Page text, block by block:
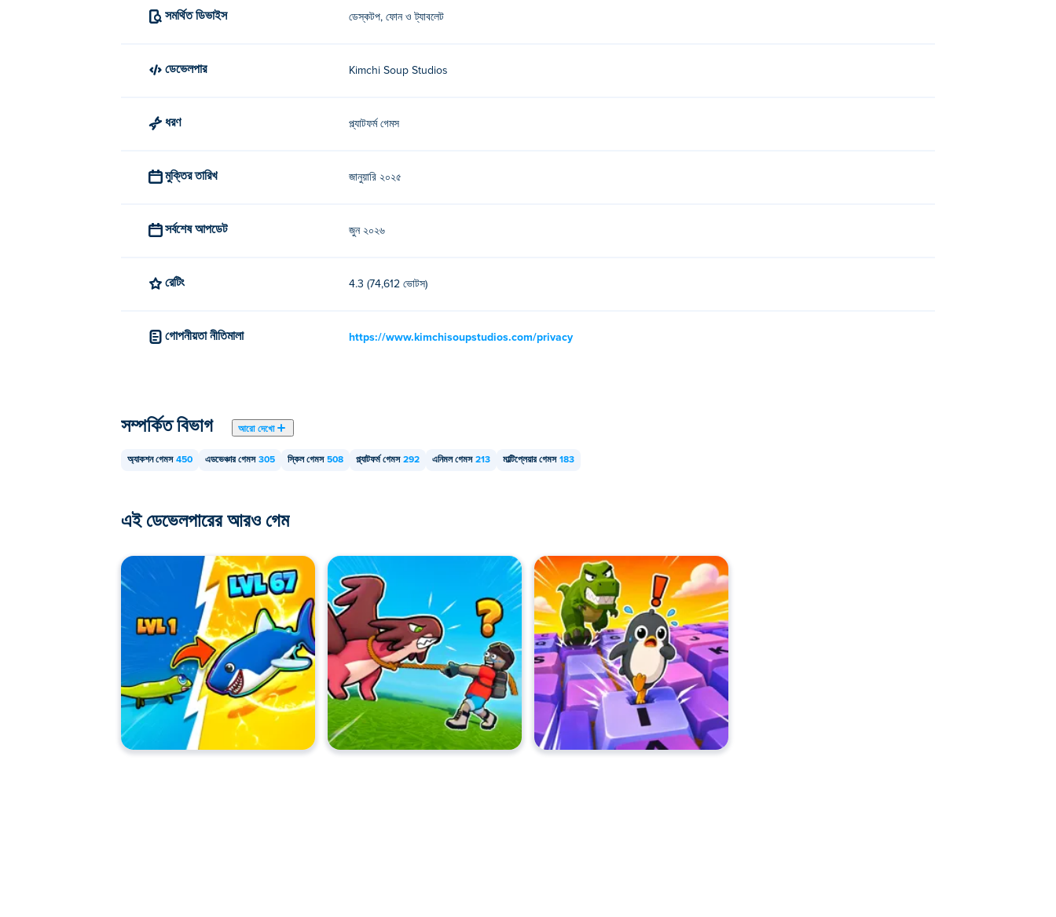
প্রাণী ওবি কে তৈরি করেছেন?
আমি কীভাবে বিনামূল্যে পশু ওবি খেলতে পারি?
আপনার কম্পিউটার এবং ফোন এবং ট্যাবলেটের মতো মোবাইল ডিভাইসে অ্যানিমাল ওবি খেলা যায়।
সমর্থিত ডিভাইস ডেস্কটপ, ফোন ও ট্যাবলেট
ডেভেলপার Kimchi Soup Studios
ধরণ প্ল্যাটফর্ম গেমস
মুক্তির তারিখ জানুয়ারি ২০২৫
সর্বশেষ আপডেট জুন ২০২৬
রেটিং 4.3 (74,612 ভোটস)
গোপনীয়তা নীতিমালা https://www.kimchisoupstudios.com/privacy
সম্পর্কিত বিভাগ আরো দেখো
অ্যাকশন গেমস 450 এডভেঞ্চার গেমস 305 স্কিল গেমস 508 প্ল্যাটফর্ম গেমস 292 এনিমল গেমস 213 মাল্টিপ্লেয়ার গেমস 183
এই ডেভেলপারের আরও গেম